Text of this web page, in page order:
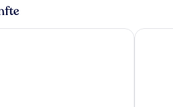
Airport Q Hotel